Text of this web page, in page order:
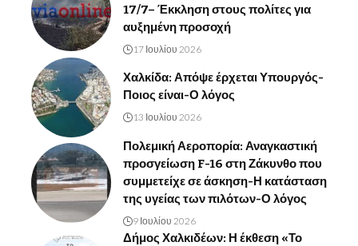
17/7– Έκκληση στους πολίτες για
αυξημένη προσοχή
17 Ιουλίου 2026
Χαλκίδα: Απόψε έρχεται Υπουργός-
Ποιος είναι-Ο λόγος
13 Ιουλίου 2026
Πολεμική Αεροπορία: Αναγκαστική
προσγείωση F-16 στη Ζάκυνθο που
συμμετείχε σε άσκηση-Η κατάσταση
της υγείας των πιλότων-Ο λόγος
9 Ιουλίου 2026
Δήμος Χαλκιδέων: Η έκθεση «Το